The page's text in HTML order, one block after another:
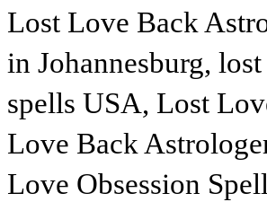
Lost Love Back
in Johannesburg,
spells USA, Lost
Love Back
Love Obsession